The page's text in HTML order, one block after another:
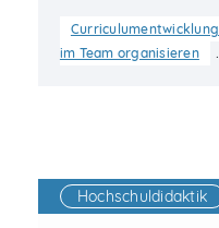
Curriculumentwicklung
im Team organisieren
Hochschuldidaktik